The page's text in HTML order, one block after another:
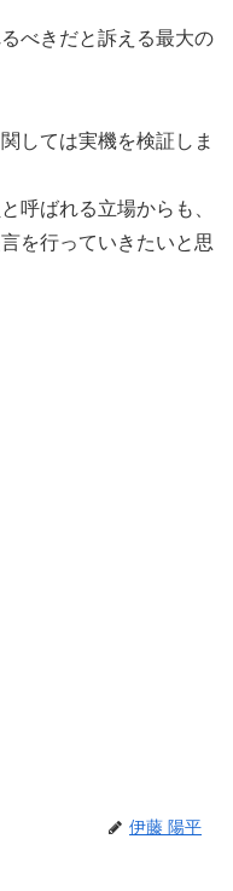
べきだと訴える最大の
しては実機を検証しま
呼ばれる立場からも、
を行っていきたいと思
伊藤 陽平